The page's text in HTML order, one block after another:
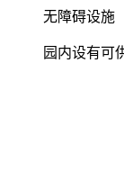
无障碍设施
园内设有可